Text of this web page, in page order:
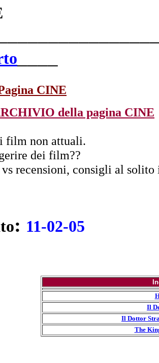
CINE
della pagina CINE
film non attuali.
dei film??
vs recensioni, consigli al
: 11-02-05
Il
Il Dottor
The